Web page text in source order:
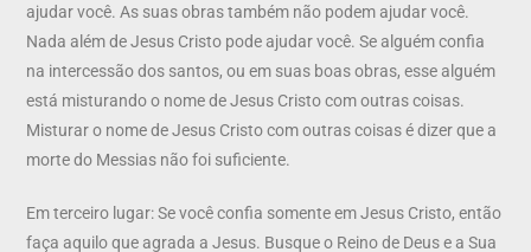
ajudar você. As suas obras também não podem ajudar você.
Nada além de Jesus Cristo pode ajudar você. Se alguém confia
na intercessão dos santos, ou em suas boas obras, esse alguém
está misturando o nome de Jesus Cristo com outras coisas.
Misturar o nome de Jesus Cristo com outras coisas é dizer que a
morte do Messias não foi suficiente.
Em terceiro lugar: Se você confia somente em Jesus Cristo, então
faça aquilo que agrada a Jesus. Busque o Reino de Deus e a Sua